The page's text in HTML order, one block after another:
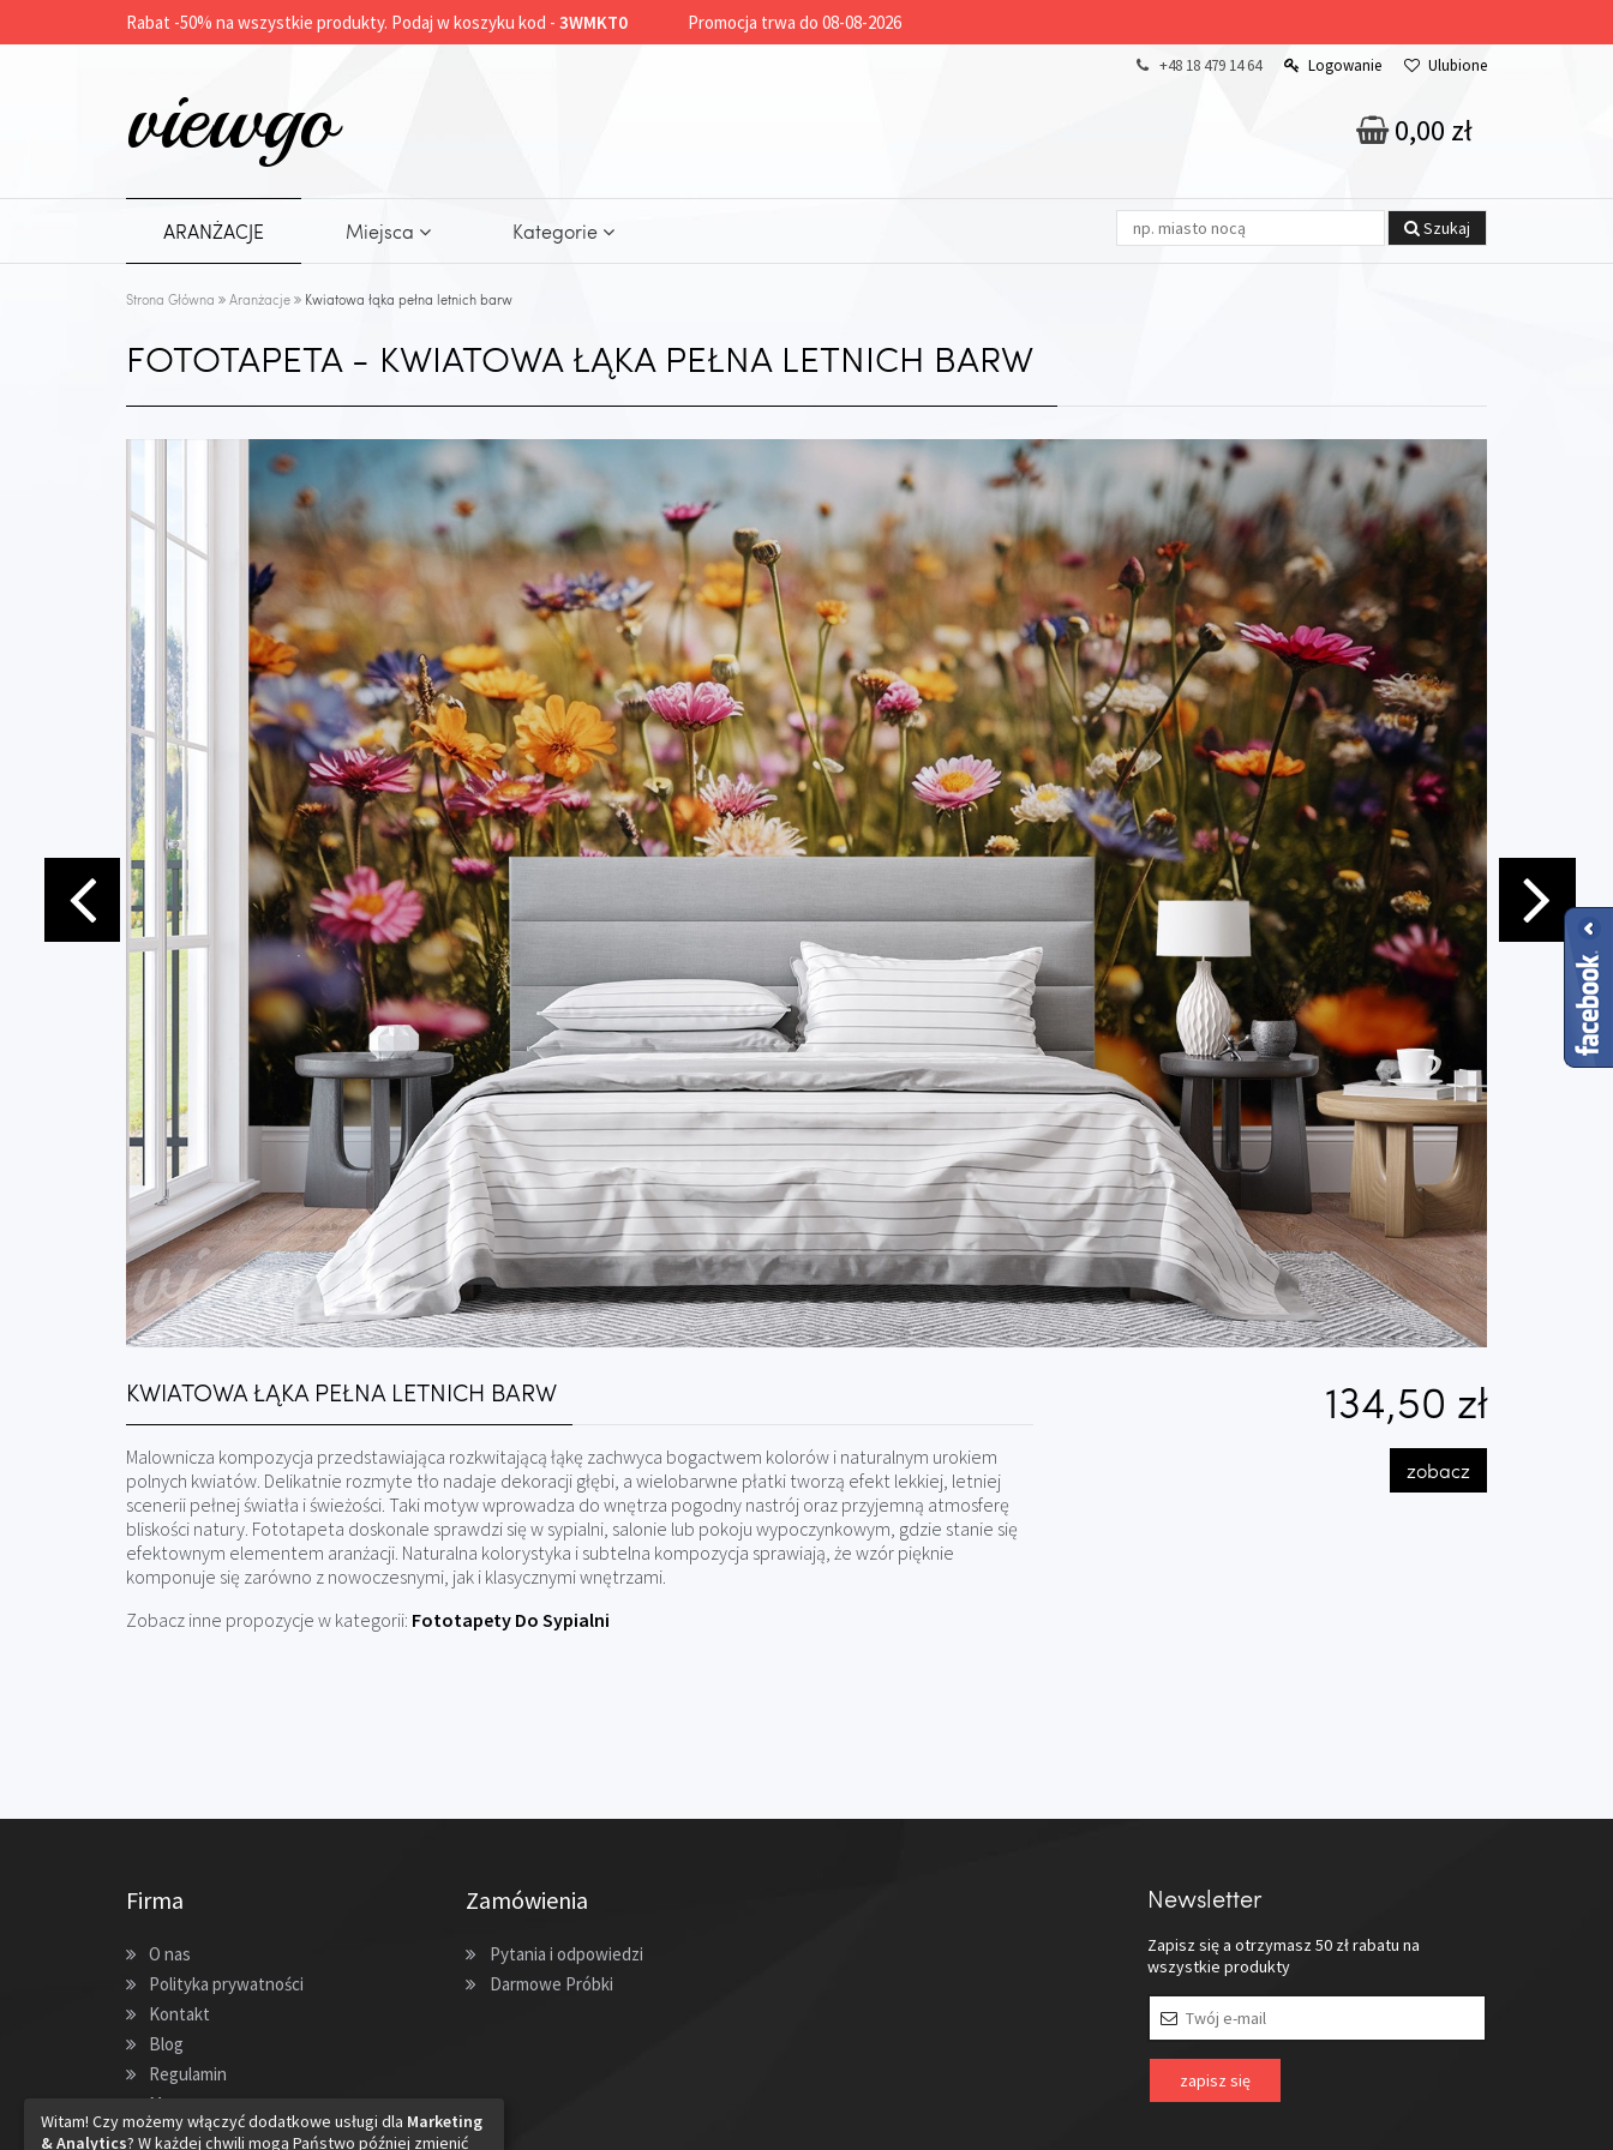
Rabat -50% na wszystkie produkty. Podaj w koszyku kod - 3WMKT0 Promocja trwa do 08-08-2026
+48 18 479 14 64 Logowanie Ulubione
viewgo 0,00 zł
Szukaj
ARANŻACJE Miejsca Kategorie
Strona Główna Aranżacje Kwiatowa łąka pełna letnich barw
FOTOTAPETA - KWIATOWA ŁĄKA PEŁNA LETNICH BARW
KWIATOWA ŁĄKA PEŁNA LETNICH BARW
Malownicza kompozycja przedstawiająca rozkwitającą łąkę zachwyca bogactwem kolorów i naturalnym urokiem
polnych kwiatów. Delikatnie rozmyte tło nadaje dekoracji głębi, a wielobarwne płatki tworzą efekt lekkiej, letniej
scenerii pełnej światła i świeżości. Taki motyw wprowadza do wnętrza pogodny nastrój oraz przyjemną atmosferę
bliskości natury. Fototapeta doskonale sprawdzi się w sypialni, salonie lub pokoju wypoczynkowym, gdzie stanie się
efektownym elementem aranżacji. Naturalna kolorystyka i subtelna kompozycja sprawiają, że wzór pięknie
komponuje się zarówno z nowoczesnymi, jak i klasycznymi wnętrzami.
Zobacz inne propozycje w kategorii: Fototapety Do Sypialni
134,50 zł
zobacz
Firma
O nas
Polityka prywatności
Kontakt
Blog
Regulamin
Mapa strony
Zamówienia
Pytania i odpowiedzi
Darmowe Próbki
Newsletter
Zapisz się a otrzymasz50 złrabatu na
wszystkie produkty
Witam! Czy możemy włączyć dodatkowe usługi dla Marketing
& Analytics? W każdej chwili mogą Państwo później zmienić